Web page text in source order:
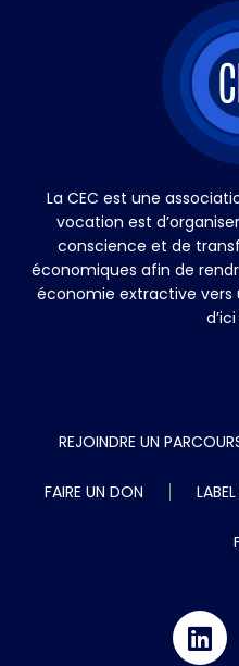
La CEC est une
vocation est
conscience et de
économiques afin de
économie extractive
REJOINDRE UN
FAIRE UN DON